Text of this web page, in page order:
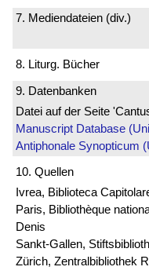
7. Mediendateien (div.)
8. Liturg. Bücher
9. Datenbanken
Datei auf der Seite
Manuscript Database
Antiphonale Synopticum
10. Quellen
Ivrea, Biblioteca
Paris, Bibliothèque
Denis
Sankt-Gallen,
Zürich, Zentralbibliothek